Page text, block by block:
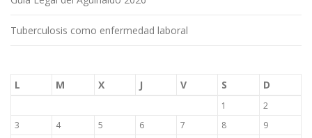
Tuberculosis como enfermedad laboral
L M X J V S D
1
2
3
4 5 6 7 8
9